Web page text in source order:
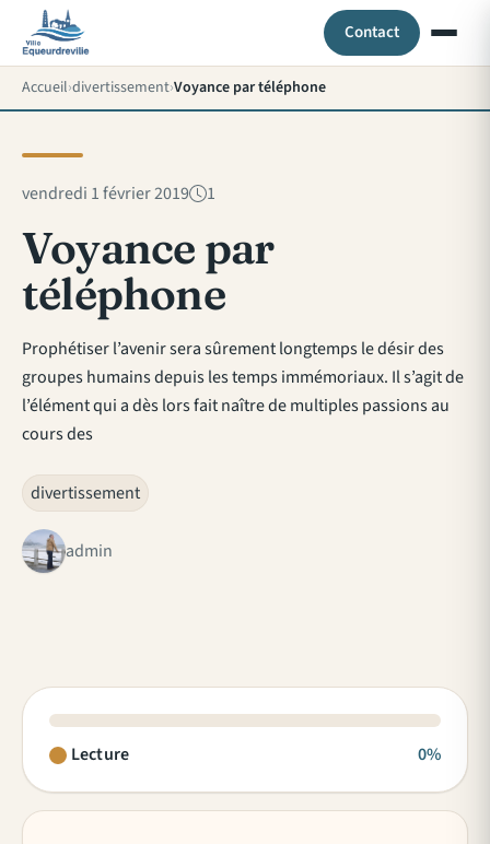
Contact
Accueil divertissement Voyance par téléphone
vendredi 1 février 2019 1
Voyance par
téléphone
Prophétiser l’avenir sera sûrement longtemps le désir des
groupes humains depuis les temps immémoriaux. Il s’agit de
l’élément qui a dès lors fait naître de multiples passions au
cours des
divertissement
admin
Lecture 0%